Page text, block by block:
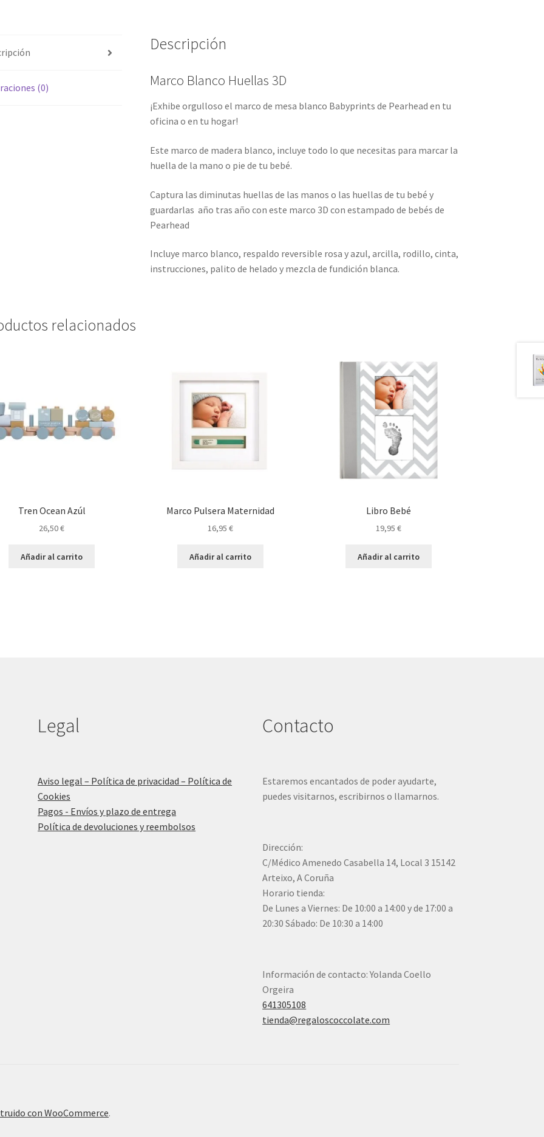
(0)
Descripción
Marco Blanco Huellas 3D
¡Exhibe orgulloso el marco de mesa blanco Babyprints de Pearhead en tu
oficina o en tu hogar!
Este marco de madera blanco, incluye todo lo que necesitas para marcar la
huella de la mano o pie de tu bebé.
Captura las diminutas huellas de las manos o las huellas de tu bebé y
guardarlas año tras año con este marco 3D con estampado de bebés de
Pearhead
Incluye marco blanco, respaldo reversible rosa y azul, arcilla, rodillo, cinta,
instrucciones, palito de helado y mezcla de fundición blanca.
relacionados
Tren Ocean Azúl
26,50€
Añadir al carrito
Marco Pulsera Maternidad
16,95 €
Añadir al carrito
Libro Bebé
19,95€
Añadir al carrito
Legal
Aviso legal – Política de privacidad – Política de
Cookies
Pagos - Envíos y plazo de entrega
Política de devoluciones y reembolsos
Contacto
Estaremos encantados de poder ayudarte,
puedes visitarnos, escribirnos o llamarnos.
Dirección:
C/Médico Amenedo Casabella 14, Local 3 15142
Arteixo, A Coruña
Horario tienda:
De Lunes a Viernes: De 10:00 a 14:00 y de 17:00 a
20:30 Sábado: De 10:30 a 14:00
Información de contacto: Yolanda Coello
Orgeira
641305108
tienda@regaloscoccolate.com
con WooCommerce.